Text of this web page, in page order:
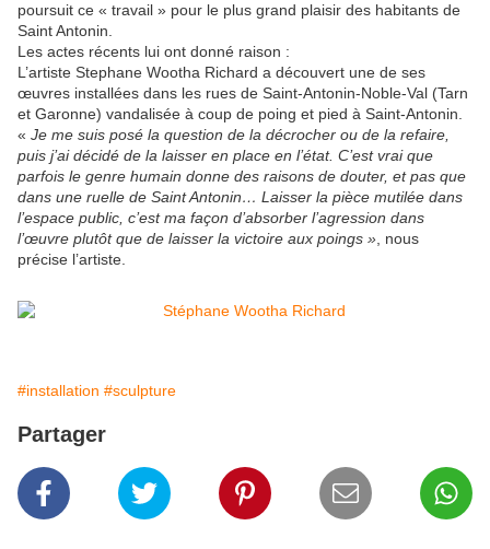
poursuit ce « travail » pour le plus grand plaisir des habitants de
Saint Antonin.
Les actes récents lui ont donné raison :
L’artiste Stephane Wootha Richard a découvert une de ses
œuvres installées dans les rues de Saint-Antonin-Noble-Val (Tarn
et Garonne) vandalisée à coup de poing et pied à Saint-Antonin.
« Je me suis posé la question de la décrocher ou de la refaire,
puis j’ai décidé de la laisser en place en l’état. C’est vrai que
parfois le genre humain donne des raisons de douter, et pas que
dans une ruelle de Saint Antonin… Laisser la pièce mutilée dans
l’espace public, c’est ma façon d’absorber l’agression dans
l’œuvre plutôt que de laisser la victoire aux poings » , nous
précise l’artiste.
#installation #sculpture
Partager